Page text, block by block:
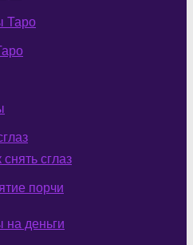
Таро
снять сглаз
порчи
на деньги